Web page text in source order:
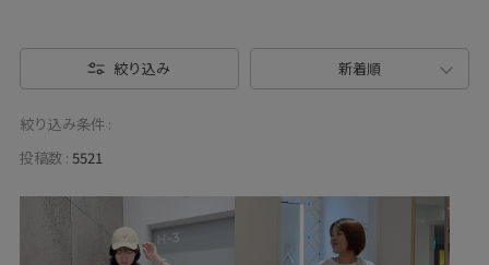
絞り込み 新着順
絞り込み条件 :
投稿数 : 5521